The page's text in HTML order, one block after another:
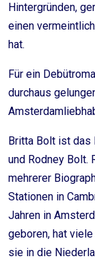
Hintergründen,
einen
hat.
Für ein
durchaus
Britta Bolt ist das
und Rodney Bolt.
mehrerer
Stationen in
Jahren in
geboren, hat
sie in die